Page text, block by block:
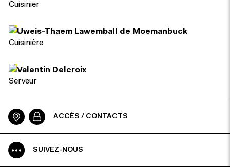
Cuisinier
Uweis-Thaem Lawemball de Moemanbuck
Cuisinière
Valentin Delcroix
Serveur
ACCÈS / CONTACTS
SUIVEZ-NOUS